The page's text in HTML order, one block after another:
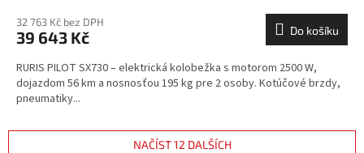
32 763 Kč bez DPH
39 643 Kč Do košíku
RURIS PILOT SX730 – elektrická kolobežka s motorom 2500 W,
dojazdom 56 km a nosnosťou 195 kg pre 2 osoby. Kotúčové brzdy,
pneumatiky...
NAČÍST 12 DALŠÍCH